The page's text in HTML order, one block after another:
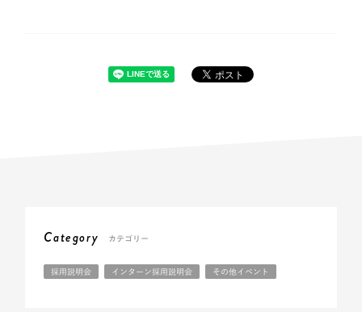
Category カテゴリー
採用説明会 インターン採用説明会 その他イベント